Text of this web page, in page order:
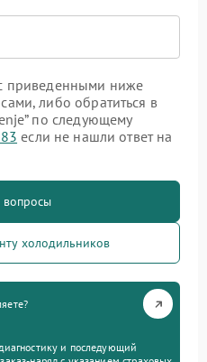
приведенными ниже
либо обратиться в
по следующему
если не нашли ответ на
холодильников
и последующий